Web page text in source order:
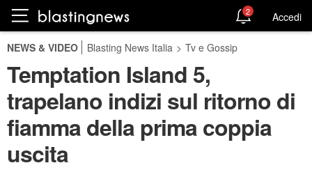
2 Accedi
NEWS & VIDEO Blasting News Italia > Tv e Gossip
Temptation Island 5,
trapelano indizi sul ritorno di
fiamma della prima coppia
uscita